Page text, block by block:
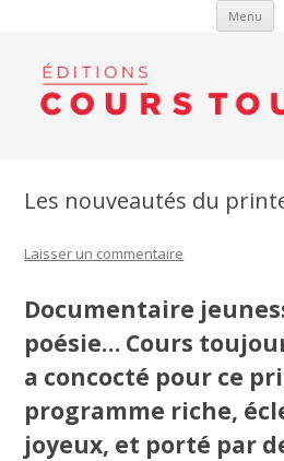
Menu
Les nouveautés du
Laisser un commentaire
Documentaire
poésie… Cours
a concocté pour ce
programme riche,
joyeux, et porté par